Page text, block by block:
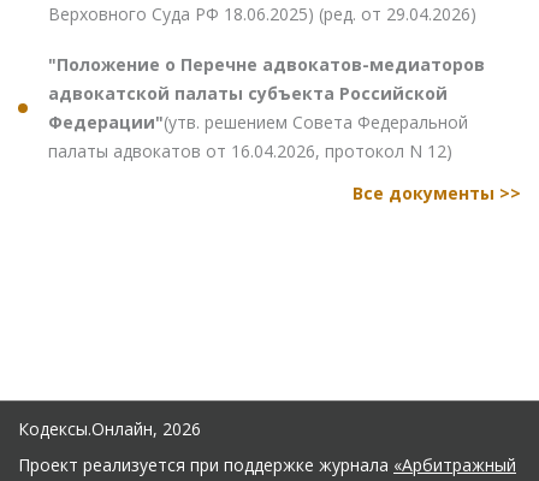
Верховного Суда РФ 18.06.2025) (ред. от 29.04.2026)
"Положение о Перечне адвокатов-медиаторов
адвокатской палаты субъекта Российской
Федерации"(утв. решением Совета Федеральной
палаты адвокатов от 16.04.2026, протокол N 12)
Все документы >>
Кодексы.Онлайн, 2026
Проект реализуется при поддержке журнала «Арбитражный